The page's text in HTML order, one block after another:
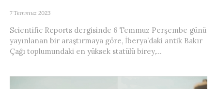
7 Temmuz 2023
Scientific Reports dergisinde 6 Temmuz Perşembe günü
yayınlanan bir araştırmaya göre, İberya’daki antik Bakır
Çağı toplumundaki en yüksek statülü birey,...